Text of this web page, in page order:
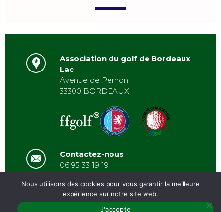
Association du golf de Bordeaux
Lac
Avenue de Pernon
33300 BORDEAUX
Contactez-nous
06 95 33 19 19
/ACTUALITÉS
Nous utilisons des cookies pour vous garantir la meilleure
expérience sur notre site web.
J'accepte